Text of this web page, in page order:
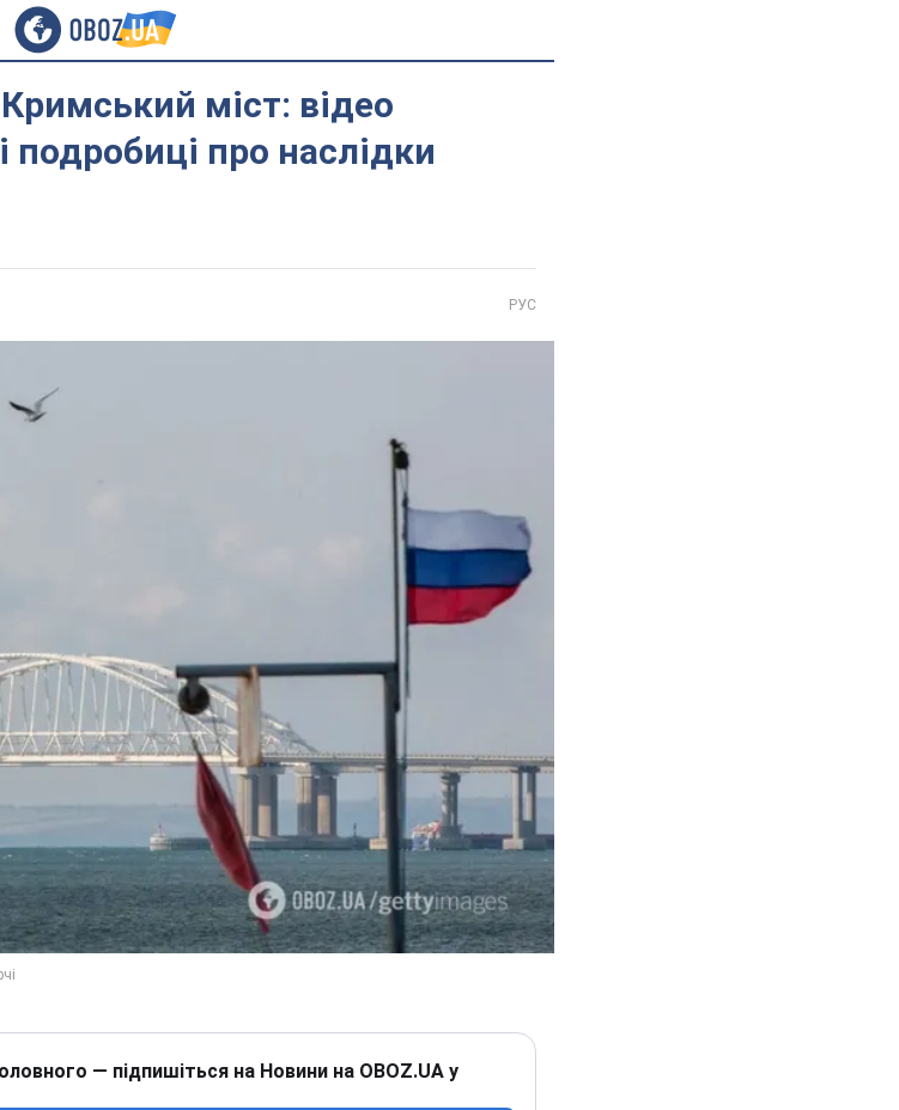
міст: відео
подробиці про наслідки
РУС
— підпишіться на Новини на OBOZ.UA у